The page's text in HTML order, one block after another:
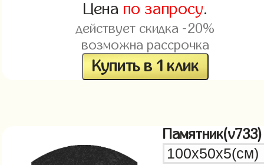
Цена по запросу.
действует скидка -20%
возможна рассрочка
Купить в 1 клик
Памятник(v733)